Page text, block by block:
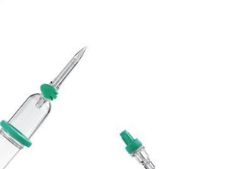
linia naczyniowa
bezigłowy Caresite